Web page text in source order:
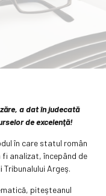
a dat în judecată
de excelenţă!
în care statul român
analizat, începând de
Argeş.
piteşteanul